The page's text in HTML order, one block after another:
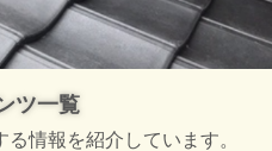
ツ一覧
情報を紹介しています。